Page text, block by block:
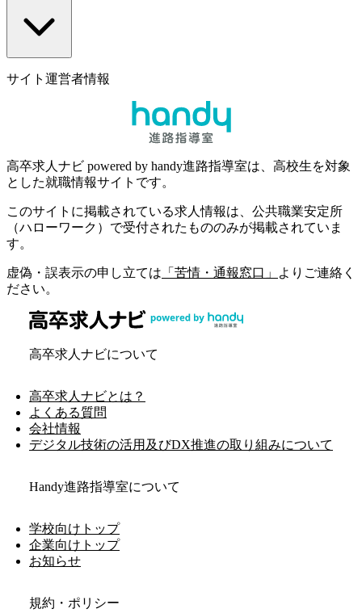
サイト運営者情報
高卒求人ナビ powered by handy進路指導室は、高校生を対象
とした就職情報サイトです。
このサイトに掲載されている求人情報は、公共職業安定所
（ハローワーク）で受付されたもののみが掲載されていま
す。
虚偽・誤表示の申し立ては 「苦情・通報窓口」
よりご連絡く
ださい。
高卒求人ナビについて
高卒求人ナビとは？
よくある質問
会社情報
デジタル技術の活用及びDX推進の取り組みについて
Handy進路指導室について
学校向けトップ
企業向けトップ
お知らせ
規約・ポリシー